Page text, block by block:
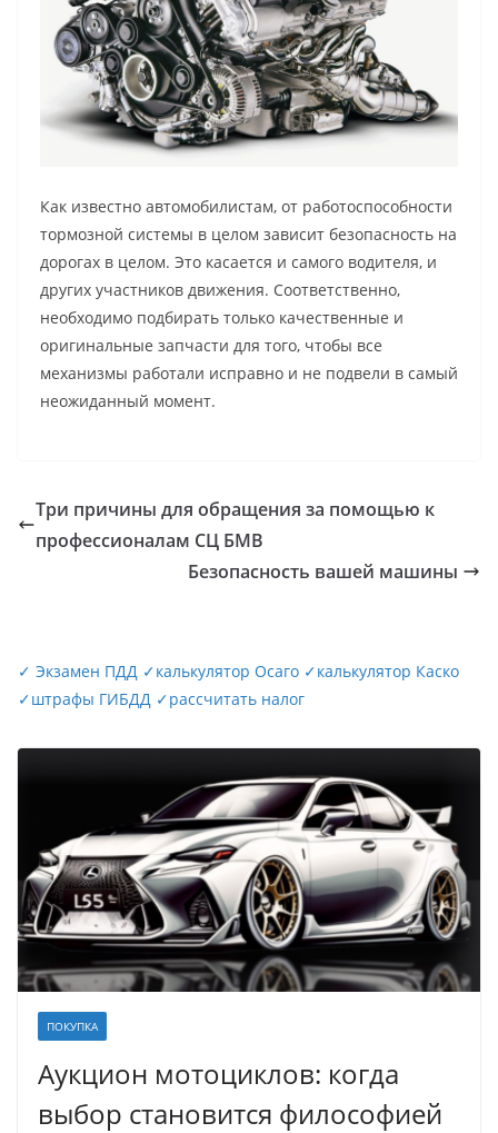
Как известно автомобилистам, от работоспособности
тормозной системы в целом зависит безопасность на
дорогах в целом. Это касается и самого водителя, и
других участников движения. Соответственно,
необходимо подбирать только качественные и
оригинальные запчасти для того, чтобы все
механизмы работали исправно и не подвели в самый
неожиданный момент.
Три причины для обращения за помощью к
профессионалам СЦ БМВ
Безопасность вашей машины
✓ Экзамен ПДД ✓калькулятор Осаго ✓калькулятор Каско
✓штрафы ГИБДД ✓рассчитать налог
ПОКУПКА
Аукцион мотоциклов: когда
выбор становится философией